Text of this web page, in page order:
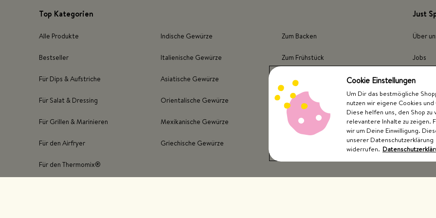
Top Kategorien
Alle Produkte
Bestseller
Für Dips & Aufstriche
Für Salat & Dressing
Für Grillen & Marinieren
Für den Airfryer
Für den Thermomix®
Indische Gewürze
Italienische Gewürze
Asiatische Gewürze
Orientalische Gewürze
Mexikanische Gewürze
Griechische Gewürze
Zum Backen
Zum Frühstück
Für Fleisch
Für Fisch
Für Kartoffeln
Just
Über
Jobs
Presse
Store
Cookie Einstellungen
Um Dir das bestmögliche
nutzen wir eigene Cookies
Diese helfen uns, den Shop zu
relevantere Inhalte zu zeigen.
wir um Deine Einwilligung.
unserer Datenschutzerklärung
widerrufen.